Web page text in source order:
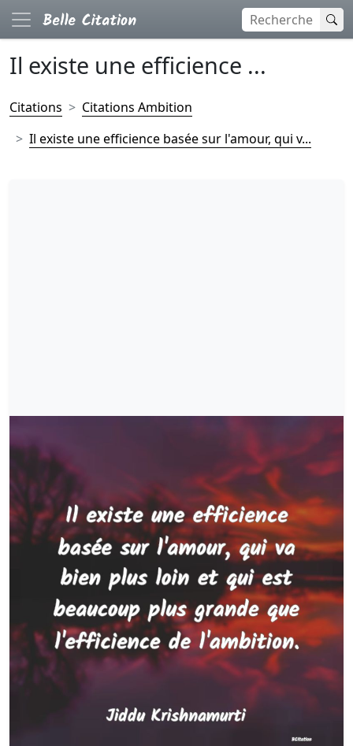
Il existe une efficience ...
Citations
Citations Ambition
Il existe une efficience basée sur l'amour, qui v...